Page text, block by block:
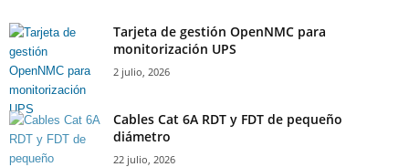
Tarjeta de gestión OpenNMC para
monitorización UPS
2 julio, 2026
Cables Cat 6A RDT y FDT de pequeño
diámetro
22 julio, 2026